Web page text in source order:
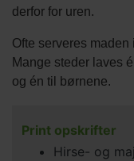
derfor for uren.
Ofte serveres
Mange steder laves
og én til børnene.
Print opskrifter
Hirse- og